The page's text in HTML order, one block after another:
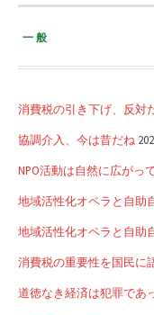
一般
消費税の引き下げ、反対
協調介入、今は昔だね
NPO活動は自然に広がっ
地域活性化オペラと自助
地域活性化オペラと自助
消費税の重要性を国民に
道徳なき経済は犯罪であ